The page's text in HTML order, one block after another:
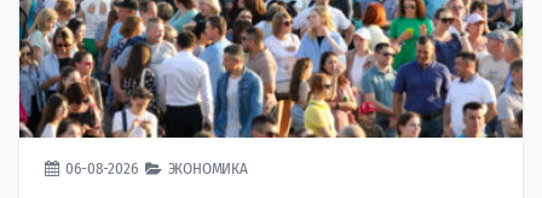
06-08-2026 ЭКОНОМИКА